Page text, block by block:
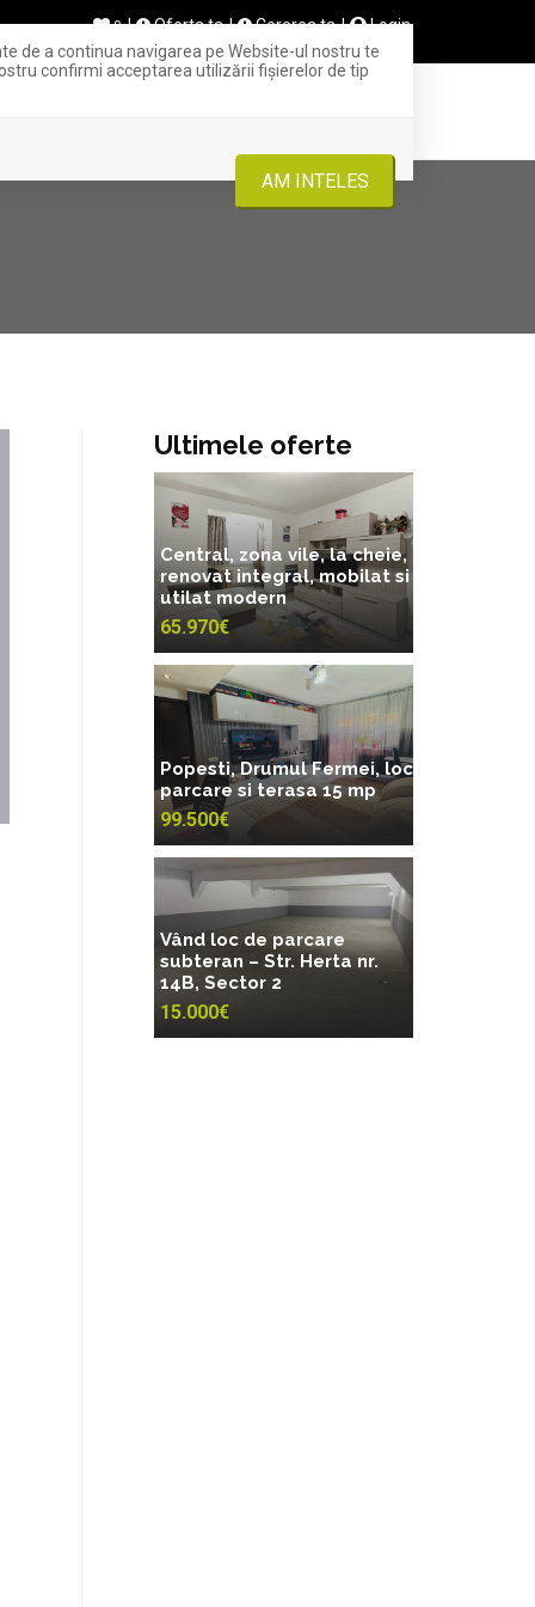
de a continua navigarea pe Website-ul nostru te
confirmi acceptarea utilizării fişierelor de tip
AM INTELES
0 Oferta ta Cererea ta Login
Ultimele oferte
Central, zona vile, la cheie,
renovat integral, mobilat si
utilat modern
65.970€
Popesti, Drumul Fermei, loc
parcare si terasa 15 mp
99.500€
Vând loc de parcare
subteran – Str. Herta nr.
14B, Sector 2
15.000€